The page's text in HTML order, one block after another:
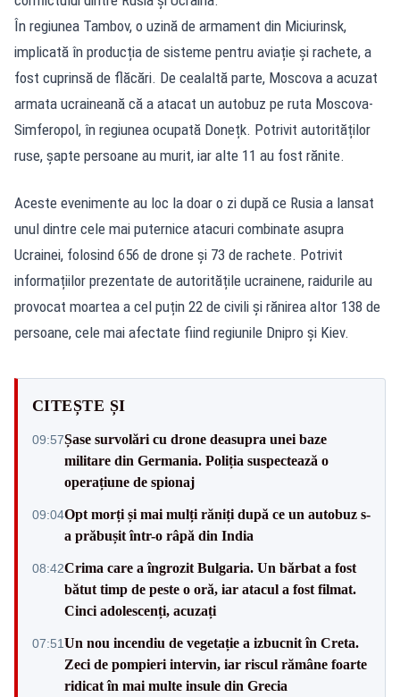
În regiunea Tambov, o uzină de armament din Miciurinsk,
implicată în producția de sisteme pentru aviație și rachete, a
fost cuprinsă de flăcări. De cealaltă parte, Moscova a acuzat
armata ucraineană că a atacat un autobuz pe ruta Moscova-
Simferopol, în regiunea ocupată Donețk. Potrivit autorităților
ruse, șapte persoane au murit, iar alte 11 au fost rănite.
Aceste evenimente au loc la doar o zi după ce Rusia a lansat
unul dintre cele mai puternice atacuri combinate asupra
Ucrainei, folosind 656 de drone și 73 de rachete. Potrivit
informațiilor prezentate de autoritățile ucrainene, raidurile au
provocat moartea a cel puțin 22 de civili și rănirea altor 138 de
persoane, cele mai afectate fiind regiunile Dnipro și Kiev.
CITEȘTE ȘI
09:57Șase survolări cu drone deasupra unei baze
militare din Germania. Poliția suspectează o
operațiune de spionaj
09:04Opt morți și mai mulți răniți după ce un autobuz s-
a prăbușit într-o râpă din India
08:42Crima care a îngrozit Bulgaria. Un bărbat a fost
bătut timp de peste o oră, iar atacul a fost filmat.
Cinci adolescenți, acuzați
07:51Un nou incendiu de vegetație a izbucnit în Creta.
Zeci de pompieri intervin, iar riscul rămâne foarte
ridicat în mai multe insule din Grecia